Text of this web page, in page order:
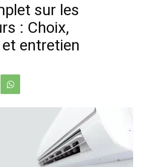
sur les
: Choix,
entretien